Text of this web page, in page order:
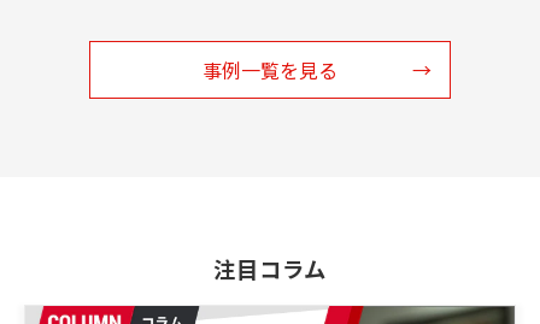
事例一覧を見る
注目コラム